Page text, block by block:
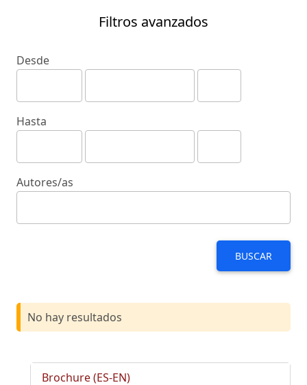
Filtros avanzados
Desde
Hasta
Autores/as
BUSCAR
No hay resultados
Brochure (ES-EN)